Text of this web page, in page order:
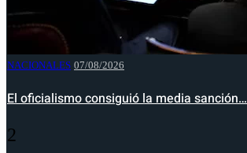
NACIONALES 07/08/2026
El oficialismo consiguió la media sanción…
2